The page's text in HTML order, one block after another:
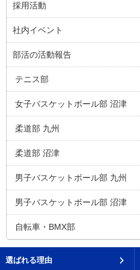
採用活動
社内イベント
部活の活動報告
テニス部
女子バスケットボール部 沼津
柔道部 九州
柔道部 沼津
男子バスケットボール部 九州
男子バスケットボール部 沼津
自転車・BMX部
選ばれる理由